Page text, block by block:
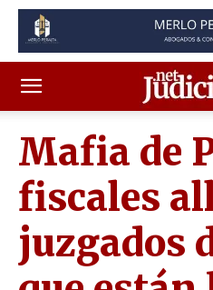
Mafia de
fiscales
juzgados